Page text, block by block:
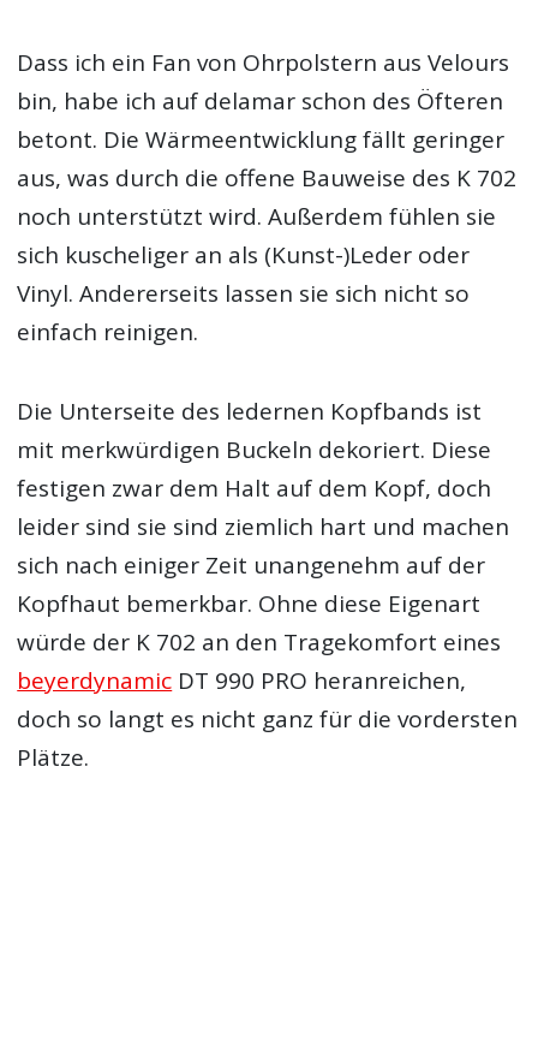
Dass ich ein Fan von Ohrpolstern aus Velours
bin, habe ich auf delamar schon des Öfteren
betont. Die Wärmeentwicklung fällt geringer
aus, was durch die offene Bauweise des K 702
noch unterstützt wird. Außerdem fühlen sie
sich kuscheliger an als (Kunst-)Leder oder
Vinyl. Andererseits lassen sie sich nicht so
einfach reinigen.
Die Unterseite des ledernen Kopfbands ist
mit merkwürdigen Buckeln dekoriert. Diese
festigen zwar dem Halt auf dem Kopf, doch
leider sind sie sind ziemlich hart und machen
sich nach einiger Zeit unangenehm auf der
Kopfhaut bemerkbar. Ohne diese Eigenart
würde der K 702 an den Tragekomfort eines
beyerdynamic DT 990 PRO heranreichen,
doch so langt es nicht ganz für die vordersten
Plätze.